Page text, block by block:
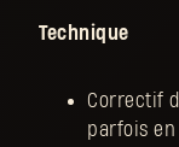
Technique
Correctif
parfois